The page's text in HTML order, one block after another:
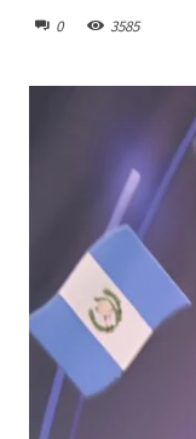
0 3585